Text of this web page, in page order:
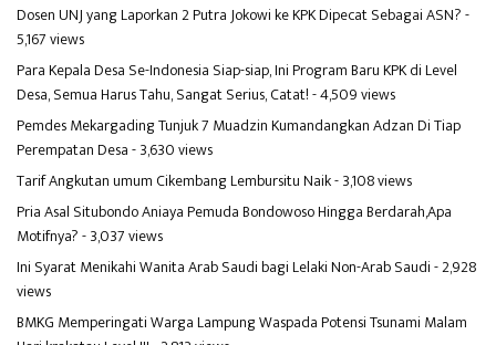
Dosen UNJ yang Laporkan 2 Putra Jokowi ke KPK Dipecat Sebagai ASN?-
5,167 views
Para Kepala Desa Se-Indonesia Siap-siap, Ini Program Baru KPK di Level
Desa, Semua Harus Tahu, Sangat Serius, Catat!- 4,509 views
Pemdes Mekargading Tunjuk 7 Muadzin Kumandangkan Adzan Di Tiap
Perempatan Desa- 3,630 views
Tarif Angkutan umum Cikembang Lembursitu Naik- 3,108 views
Pria Asal Situbondo Aniaya Pemuda Bondowoso Hingga Berdarah,Apa
Motifnya?- 3,037 views
Ini Syarat Menikahi Wanita Arab Saudi bagi Lelaki Non-Arab Saudi- 2,928
views
BMKG Memperingati Warga Lampung Waspada Potensi Tsunami Malam